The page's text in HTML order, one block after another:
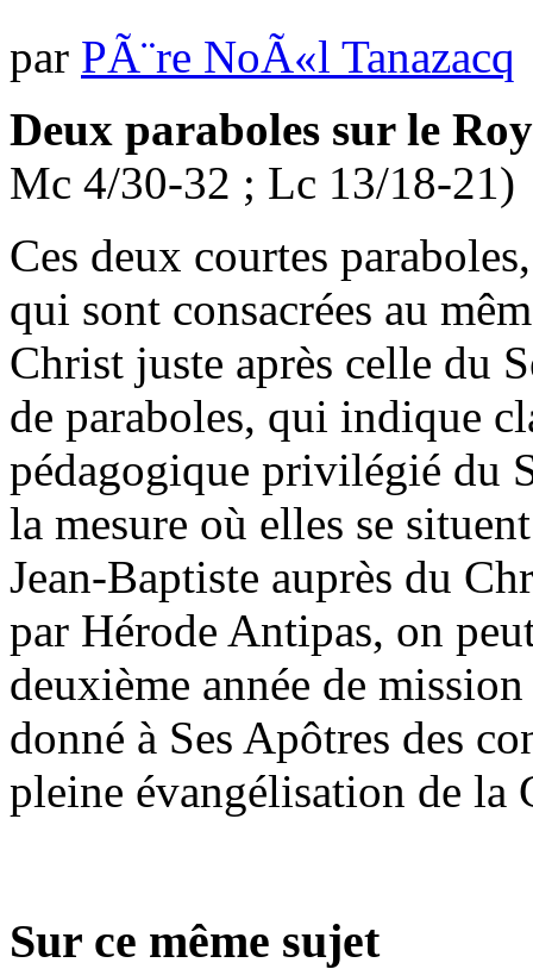
par PÃ¨re NoÃ«l Tanazacq
Deux paraboles sur le
Mc 4/30-32 ; Lc 13/18-21)
Ces deux courtes
qui sont consacrées au
Christ juste après celle du
de paraboles, qui indique
pédagogique privilégié du
la mesure où elles se
Jean-Baptiste auprès du
par Hérode Antipas, on
deuxième année de
donné à Ses Apôtres des
pleine évangélisation de la
Sur ce même sujet